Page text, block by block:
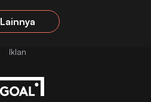
Lainnya